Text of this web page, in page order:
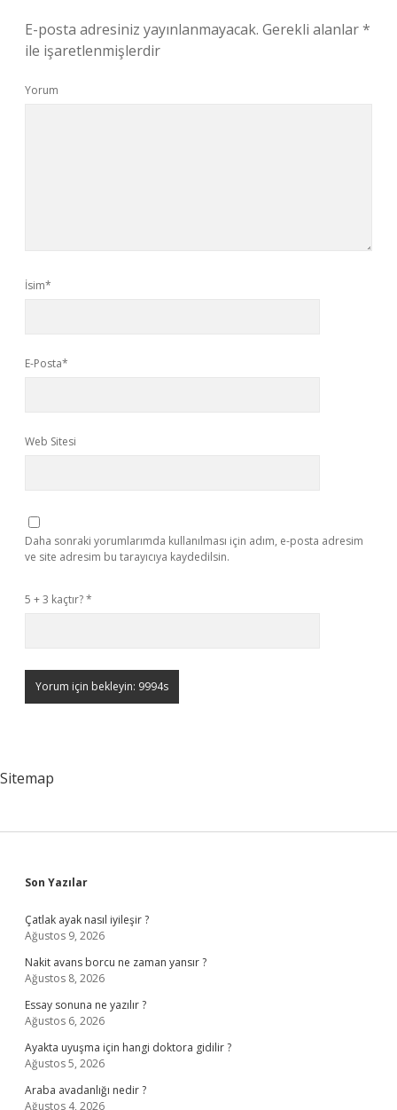
E-posta adresiniz yayınlanmayacak. Gerekli alanlar*
ile işaretlenmişlerdir
Yorum
İsim*
E-Posta*
Web Sitesi
Daha sonraki yorumlarımda kullanılması için adım, e-posta adresim
ve site adresim bu tarayıcıya kaydedilsin.
5 + 3 kaçtır?*
Sitemap
Sidebar
Son Yazılar
Çatlak ayak nasıl iyileşir ?
Ağustos 9, 2026
Nakit avans borcu ne zaman yansır ?
Ağustos 8, 2026
Essay sonuna ne yazılır ?
Ağustos 6, 2026
Ayakta uyuşma için hangi doktora gidilir ?
Ağustos 5, 2026
Araba avadanlığı nedir ?
Ağustos 4, 2026